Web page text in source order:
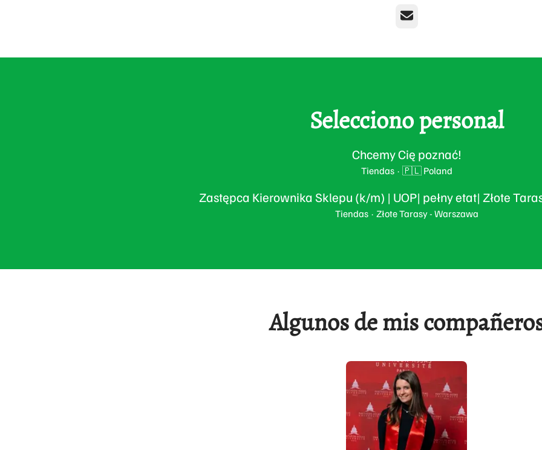
Correo electrónico
Selecciono personal
Chcemy Cię poznać!
Tiendas · 🇵🇱 Poland
Zastępca Kierownika Sklepu (k/m) | UOP| pełny etat| Złote
Tiendas · Złote Tarasy - Warszawa
Algunos de mis